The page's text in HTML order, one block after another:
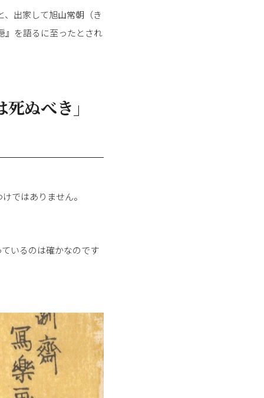
出家して旭山常朝（き
』を語るに至ったとされ
ぬべき」
ではありません。
いるのは確かなのです